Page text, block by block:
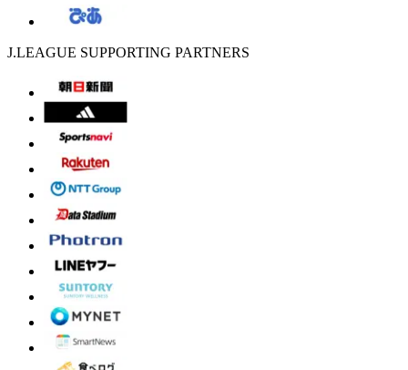
J.LEAGUE SUPPORTING PARTNERS